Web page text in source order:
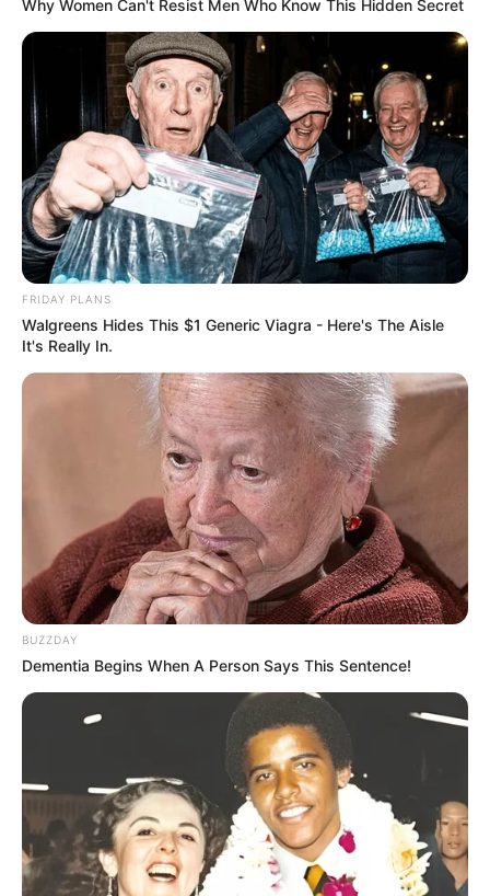
GNT 2022 LA 13EME ETAPE notre regret
dans ce Quinté
Pour vous proposer le meilleur pronostic PMU
gagnant en 6 chevaux nous n’avons pas d’autre
regret du jour, cela dit pour venir pimenter les
rapports, et si vous avez les moyens de l’intégrer
dans une combinaison en champ élargi, alors
3 FELIX DU BOURG
GNT 2022 LA 13EME ETAPE en cas de non
partant dans le Quinté
En cas de non partant de dernière minute ou peut-
être dans l’idée de venir pimenter les rapports dans
ce Tiercé Quarté Quinté voici notre « joker » et
certainement à belle cote pour la course du jour.
12 FREYJA DU PONT
Les partants en lice pour la victoire au
Why Women Can't Resist Men Who Know This Hidden Secret
FRIDAY PLANS
Walgreens Hides This $1 Generic Viagra - Here's The Aisle
It's Really In.
BUZZDAY
Dementia Begins When A Person Says This Sentence!